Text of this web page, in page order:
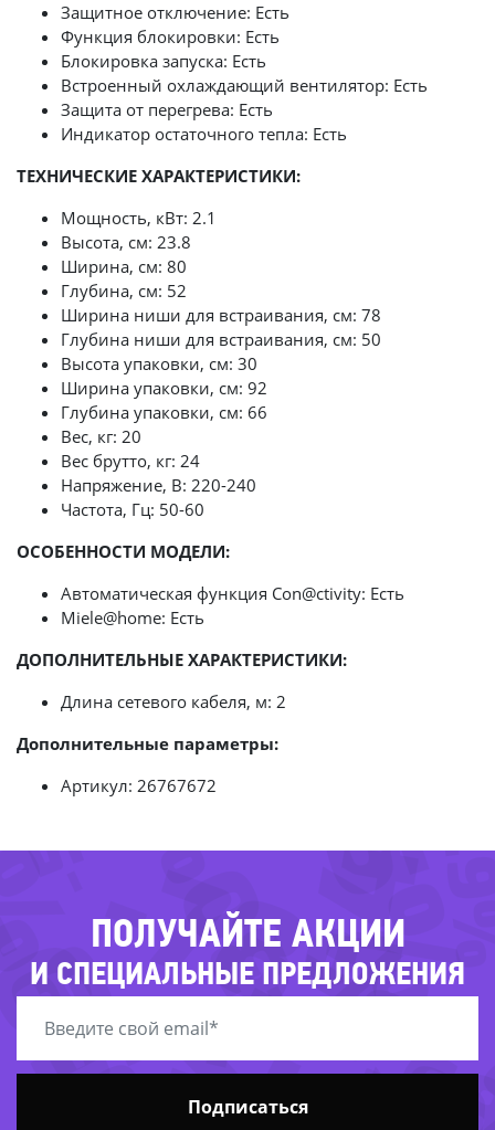
Защитное отключение: Есть
Функция блокировки: Есть
Блокировка запуска: Есть
Встроенный охлаждающий вентилятор: Есть
Защита от перегрева: Есть
Индикатор остаточного тепла: Есть
ТЕХНИЧЕСКИЕ ХАРАКТЕРИСТИКИ:
Мощность, кВт: 2.1
Высота, см: 23.8
Ширина, см: 80
Глубина, см: 52
Ширина ниши для встраивания, см: 78
Глубина ниши для встраивания, см: 50
Высота упаковки, см: 30
Ширина упаковки, см: 92
Глубина упаковки, см: 66
Вес, кг: 20
Вес брутто, кг: 24
Напряжение, В: 220-240
Частота, Гц: 50-60
ОСОБЕННОСТИ МОДЕЛИ:
Автоматическая функция Con@ctivity: Есть
Miele@home: Есть
ДОПОЛНИТЕЛЬНЫЕ ХАРАКТЕРИСТИКИ:
Длина сетевого кабеля, м: 2
Дополнительные параметры:
Артикул: 26767672
ПОЛУЧАЙТЕ АКЦИИ
И СПЕЦИАЛЬНЫЕ ПРЕДЛОЖЕНИЯ
Подписаться
-78%
-30%
-
-
-44%
-